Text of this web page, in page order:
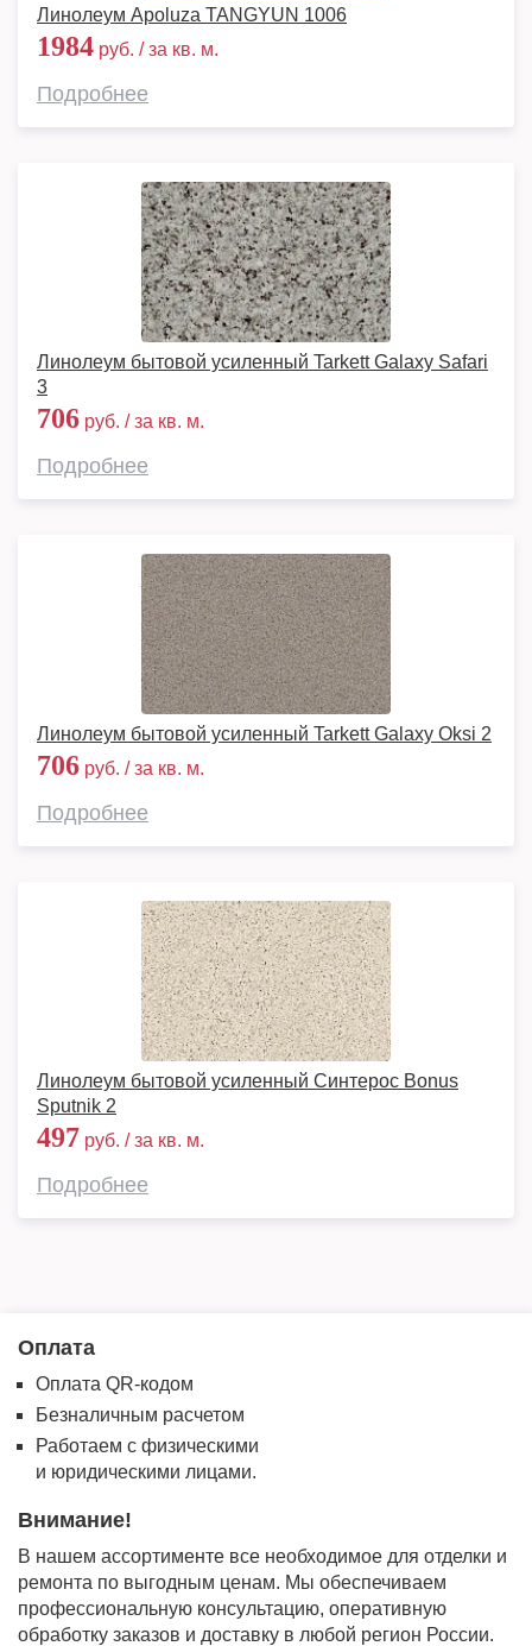
Линолеум Apoluza TANGYUN 1006
1984 руб. / за кв. м.
Подробнее
Линолеум бытовой усиленный Tarkett Galaxy Safari
3
706 руб. / за кв. м.
Подробнее
Линолеум бытовой усиленный Tarkett Galaxy Oksi 2
706 руб. / за кв. м.
Подробнее
Линолеум бытовой усиленный Синтерос Bonus
Sputnik 2
497 руб. / за кв. м.
Подробнее
Оплата
Оплата QR-кодом
Безналичным расчетом
Работаем с физическими
и юридическими лицами.
Внимание!
В нашем ассортименте все необходимое для отделки и
ремонта по выгодным ценам. Мы обеспечиваем
профессиональную консультацию, оперативную
обработку заказов и доставку в любой регион России.